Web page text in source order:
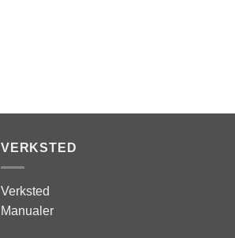
VERKSTED
Verksted
Manualer